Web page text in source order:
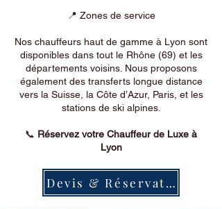
📍 Zones de service
Nos chauffeurs haut de gamme à Lyon sont
disponibles dans tout le Rhône (69) et les
départements voisins. Nous proposons
également des transferts longue distance
vers la Suisse, la Côte d’Azur, Paris, et les
stations de ski alpines.
📞 Réservez votre Chauffeur de Luxe à
Lyon
Devis & Réservation